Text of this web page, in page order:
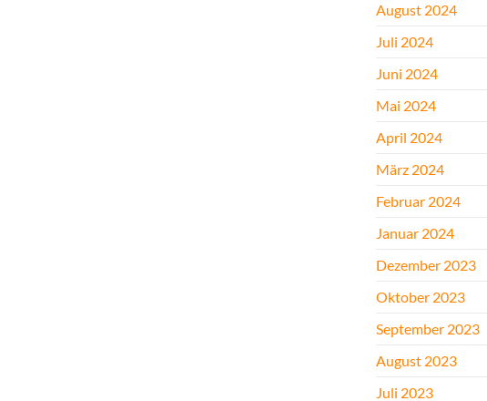
August 2024
Juli 2024
Juni 2024
Mai 2024
April 2024
März 2024
Februar 2024
Januar 2024
Dezember 2023
Oktober 2023
September 2023
August 2023
Juli 2023